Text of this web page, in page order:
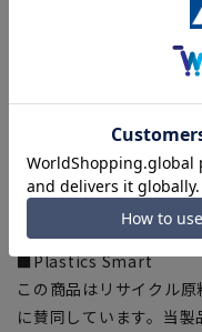
たシャワーでの水洗いも
体の動きを阻害しない抜
■折り目スッキリ
生地特性により綺麗な
■Plastics Smart
この商品はリサイクル
に賛同しています。当